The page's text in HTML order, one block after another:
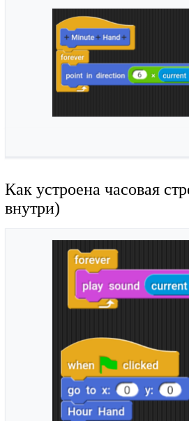
Как устроена часовая
внутри)